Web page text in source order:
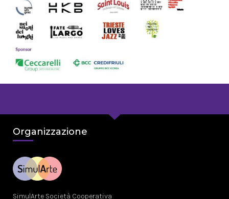
Organizzazione
SimulArte Società Cooperativa